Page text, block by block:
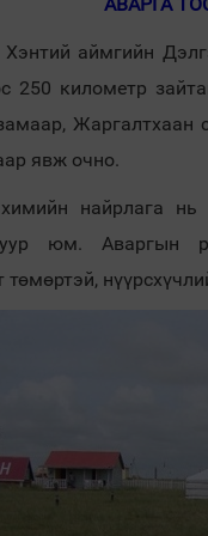
Хэнтий аймгийн
250 километр
Жаргалтхаан
явж очно.
найрлага нь
юм. Аваргын
төмөртэй,